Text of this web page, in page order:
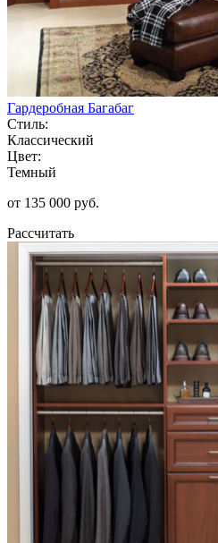
Гардеробная Багабаг
Стиль:
Классический
Цвет:
Темный
от 135 000 руб.
Рассчитать